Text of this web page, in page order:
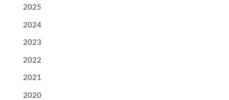
2025
2024
2023
2022
2021
2020